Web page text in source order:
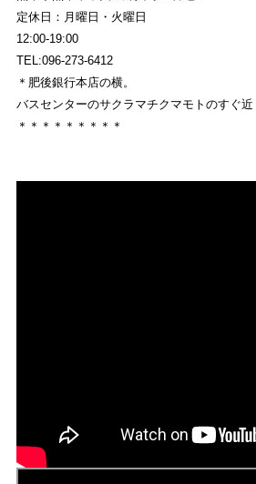
定休日：月曜日・火曜日
12:00-19:00
TEL:096-273-6412
＊肥後銀行本店の横。
バスセンターのサクラマチクマモトのすぐ近
＊＊＊＊＊＊＊＊＊